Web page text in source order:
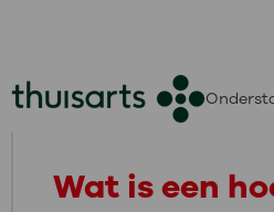
Wat is een